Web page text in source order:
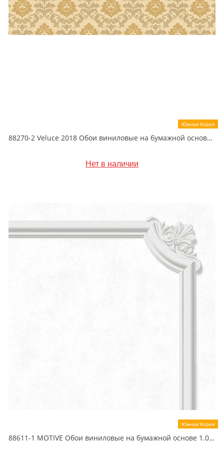
Южная Корея
88270-2 Veluce 2018 Обои виниловые на бумажной основе 1.06*15.6
Нет в наличии
Южная Корея
88611-1 MOTIVE Обои виниловые на бумажной основе 1.06*15.6